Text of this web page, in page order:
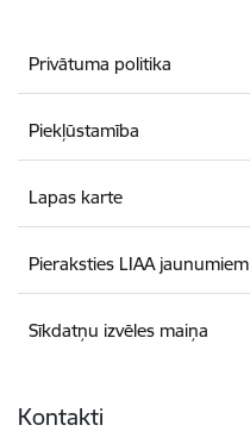
Privātuma politika
Piekļūstamība
Lapas karte
Pieraksties LIAA jaunumiem
Sīkdatņu izvēles maiņa
Kontakti